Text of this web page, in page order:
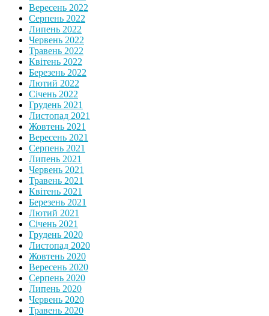
Вересень 2022
Серпень 2022
Липень 2022
Червень 2022
Травень 2022
Квітень 2022
Березень 2022
Лютий 2022
Січень 2022
Грудень 2021
Листопад 2021
Жовтень 2021
Вересень 2021
Серпень 2021
Липень 2021
Червень 2021
Травень 2021
Квітень 2021
Березень 2021
Лютий 2021
Січень 2021
Грудень 2020
Листопад 2020
Жовтень 2020
Вересень 2020
Серпень 2020
Липень 2020
Червень 2020
Травень 2020